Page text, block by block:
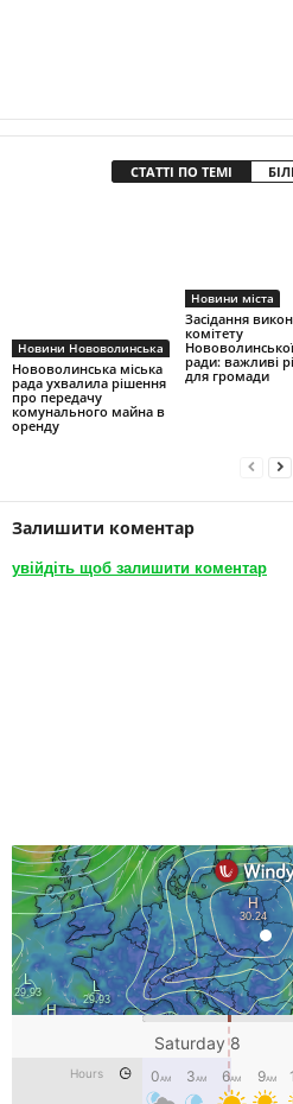
СТАТТІ ПО ТЕМІ
Новини Нововолинська
Нововолинська міська
рада ухвалила рішення
про передачу
комунального майна в
оренду
Новини міста
Засідання
комітету
ради: важливі
для громади
Залишити коментар
увійдіть щоб залишити коментар